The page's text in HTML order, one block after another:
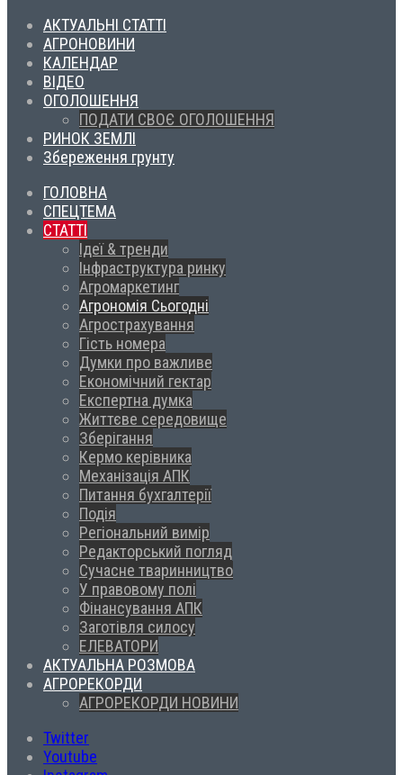
АКТУАЛЬНІ СТАТТІ
АГРОНОВИНИ
КАЛЕНДАР
ВІДЕО
ОГОЛОШЕННЯ
ПОДАТИ СВОЄ ОГОЛОШЕННЯ
РИНОК ЗЕМЛІ
Збереження грунту
ГОЛОВНА
СПЕЦТЕМА
СТАТТІ
Ідеї & тренди
Інфраструктура ринку
Агромаркетинг
Агрономія Сьогодні
Агрострахування
Гість номера
Думки про важливе
Економічний гектар
Експертна думка
Життєве середовище
Зберігання
Кермо керівника
Механізація АПК
Питання бухгалтерії
Подія
Регіональний вимір
Редакторський погляд
Сучасне тваринництво
У правовому полі
Фінансування АПК
Заготівля силосу
ЕЛЕВАТОРИ
АКТУАЛЬНА РОЗМОВА
АГРОРЕКОРДИ
АГРОРЕКОРДИ НОВИНИ
Twitter
Youtube